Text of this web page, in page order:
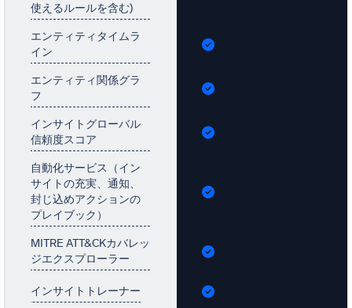
使えるルールを含む)
エンティティタイムラ
イン
エンティティ関係グラ
フ
インサイトグローバル
信頼度スコア
自動化サービス（イン
サイトの充実、通知、
封じ込めアクションの
プレイブック）
MITRE ATT&CKカバレッ
ジエクスプローラー
インサイトトレーナー